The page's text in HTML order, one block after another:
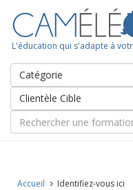
L'éducation qui s'adapte à
Catégorie
Clientèle Cible
Accueil Identifiez-vous ici